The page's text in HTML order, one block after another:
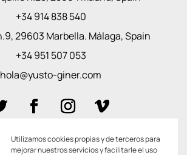
+34 914 838 540
29603 Marbella. Málaga, Spain
+34 951 507 053
hola@yusto-giner.com
Utilizamos cookies propias y de terceros para
mejorar nuestros servicios y facilitarle el uso